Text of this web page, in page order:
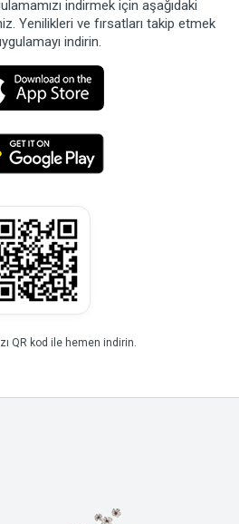
indirmek için aşağıdaki
Yenilikleri ve fırsatları takip etmek
indirin.
QR kod ile hemen indirin.